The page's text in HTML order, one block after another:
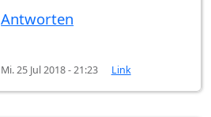
Antworten
Mi. 25 Jul 2018 - 21:23 Link